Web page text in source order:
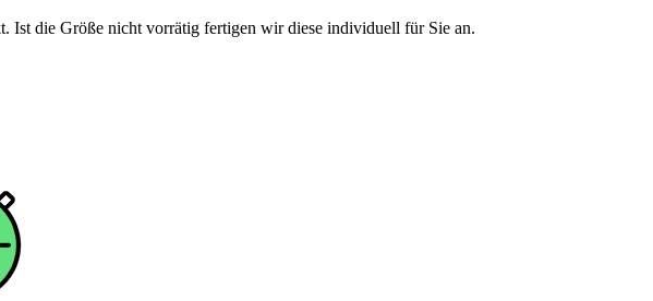
Ist die Größe nicht vorrätig fertigen wir diese individuell für Sie an.